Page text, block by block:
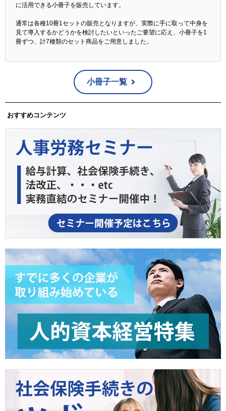
に活用できる小冊子を販売しています。
通常は各種10冊1セットの販売となりますが、実際に手に取って中身を
見て導入するかどうかを検討したいといったご要望に応え、小冊子を1
冊ずつ、計7種類のセット商品をご用意しました。
小冊子一覧
おすすめコンテンツ